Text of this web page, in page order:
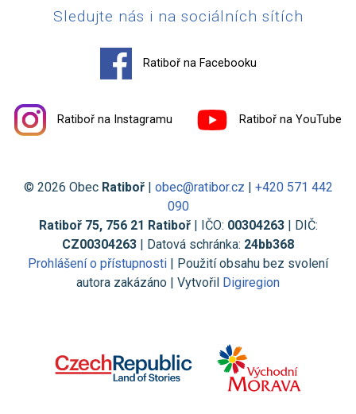
Sledujte nás i na sociálních sítích
Ratiboř na Facebooku
Ratiboř na Instagramu Ratiboř na YouTube
© 2026 Obec Ratiboř| obec@ratibor.cz
+420 571 442
090
Ratiboř 75, 756 21 Ratiboř| IČO: 00304263| DIČ:
CZ00304263 | Datová schránka: 24bb368
Prohlášení o přístupnosti | Použití obsahu bez svolení
autora zakázáno | Vytvořil Digiregion